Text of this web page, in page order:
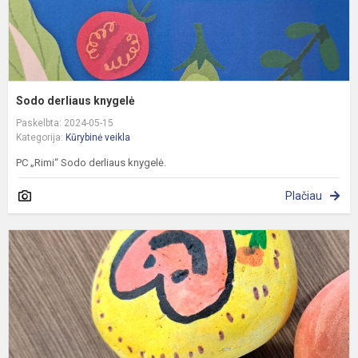
Sodo derliaus knygelė
Paskelbta: 2024-05-15
Kategorija: Kūrybinė veikla
PC „Rimi“ Sodo derliaus knygelė.
Plačiau